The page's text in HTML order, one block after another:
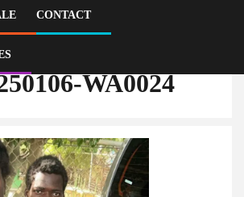
CONTACT
WA0024